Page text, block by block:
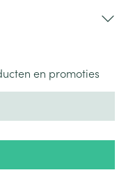
en promoties